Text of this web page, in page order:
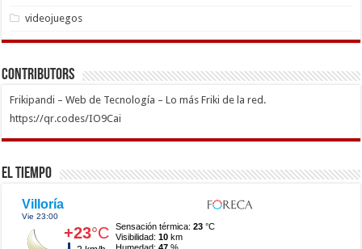
videojuegos
Contributors
Frikipandi – Web de Tecnología – Lo más Friki de la red.
https://qr.codes/IO9Cai
El Tiempo